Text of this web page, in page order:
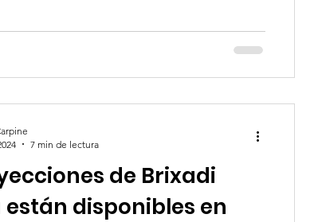
de Brixadi
disponibles en
7 min de lectura